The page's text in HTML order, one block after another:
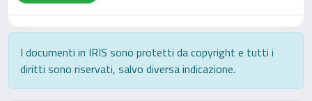
I documenti in IRIS sono protetti da copyright e tutti i
diritti sono riservati, salvo diversa indicazione.